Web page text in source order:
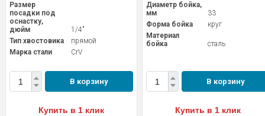
Размер
посадки под
оснастку,
дюйм
1/4"
Тип хвостовика
прямой
Марка стали
CrV
В корзину
Купить в 1 клик
Диаметр бойка,
мм
33
Форма бойка
круг
Материал
бойка
сталь
В корзину
Купить в 1 клик